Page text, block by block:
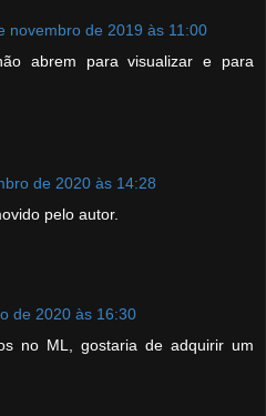
novembro de 2019 às 11:00
abrem para visualizar e para
de 2020 às 14:28
pelo autor.
de 2020 às 16:30
no ML, gostaria de adquirir um